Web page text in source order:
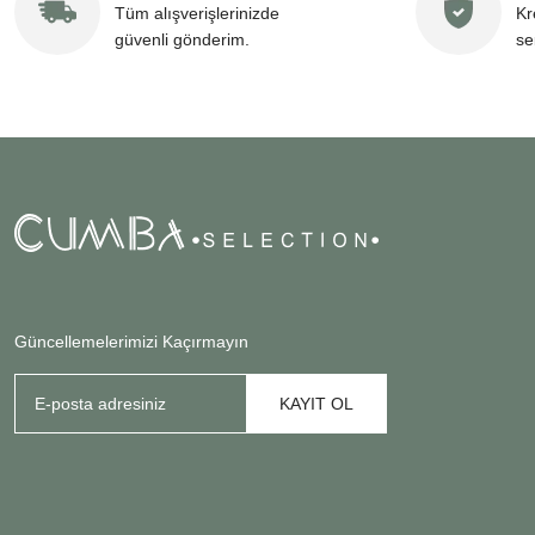
Tüm alışverişlerinizde
güvenli gönderim.
Güncellemelerimizi Kaçırmayın
KAYIT OL